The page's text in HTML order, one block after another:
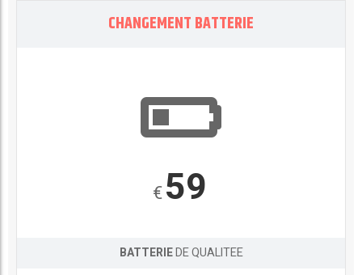
CHANGEMENT BATTERIE
€59
BATTERIEDE QUALITEE